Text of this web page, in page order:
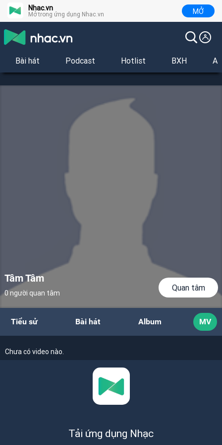
Nhac.vn
Mở trong ứng dụng Nhac.vn MỞ
Bài hát Podcast Hotlist BXH
Tâm Tâm
0 người quan tâm
Quan tâm
Tiểu sử Bài hát Album MV
Chưa có video nào.
Tải ứng dụng Nhạc